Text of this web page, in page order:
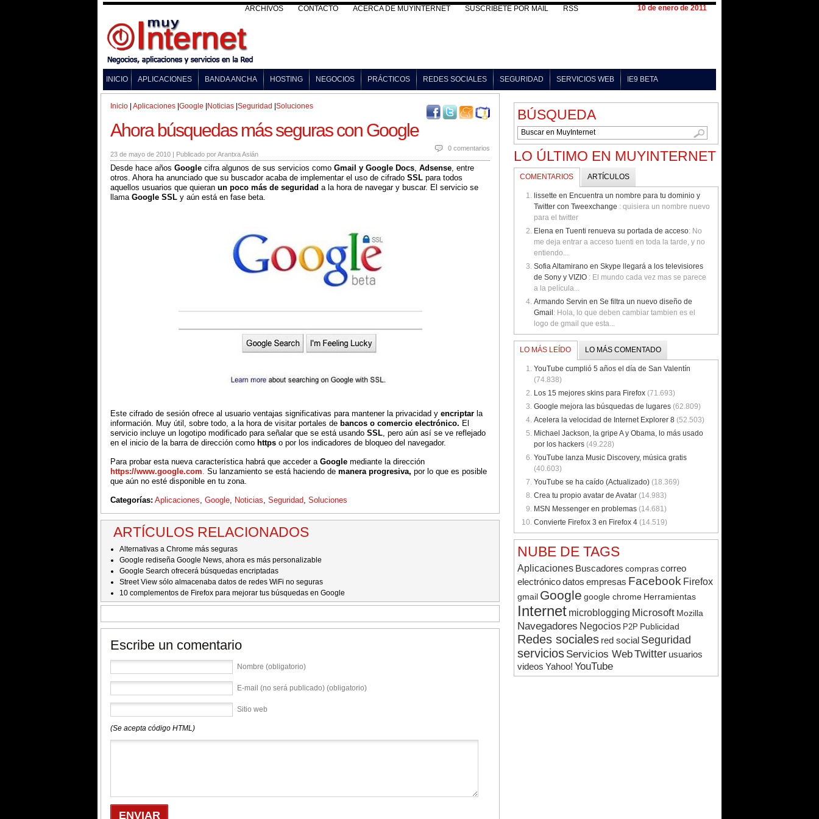
ARCHIVOS CONTACTO ACERCA DE MUYINTERNET SUSCRÍBETE POR MAIL RSS 10 de enero de 2011
INICIO APLICACIONES BANDA ANCHA HOSTING NEGOCIOS PRÁCTICOS REDES SOCIALES SEGURIDAD SERVICIOS WEB IE9 BETA
Inicio Aplicaciones Google Noticias Seguridad Soluciones
Ahora búsquedas más seguras con Google
23 de mayo de 2010 | Publicado porArantxa Asián
0 comentarios
Desde hace años Google cifra algunos de sus servicios como Gmail y Google Docs, Adsense, entre
otros. Ahora ha anunciado que su buscador acaba de implementar el uso de cifrado SSL para todos
aquellos usuarios que quieran un poco más de seguridad a la hora de navegar y buscar. El servicio se
llama Google SSL y aún está en fase beta.
Este cifrado de sesión ofrece al usuario ventajas significativas para mantener la privacidad y encriptar la
información. Muy útil, sobre todo, a la hora de visitar portales de bancos o comercio electrónico. El
servicio incluye un logotipo modificado para señalar que se está usando SSL, pero aún así se ve reflejado
en el inicio de la barra de dirección como https o por los indicadores de bloqueo del navegador.
Para probar esta nueva característica habrá que acceder a Google mediante la dirección
https://www.google.com. Su lanzamiento se está haciendo de manera progresiva, por lo que es posible
que aún no esté disponible en tu zona.
Categorías: Aplicaciones, Google, Noticias, Seguridad, Soluciones
ARTÍCULOS RELACIONADOS
Alternativas a Chrome más seguras
Google rediseña Google News, ahora es más personalizable
Google Search ofrecerá búsquedas encriptadas
Street View sólo almacenaba datos de redes WiFi no seguras
10 complementos de Firefox para mejorar tus búsquedas en Google
Escribe un comentario
Nombre (obligatorio)
E-mail (no será publicado) (obligatorio)
Sitio web
(Se acepta código HTML)
BÚSQUEDA
LO ÚLTIMO EN MUYINTERNET
COMENTARIOS ARTÍCULOS
lissette en Encuentra un nombre para tu dominio y
Twitter con Tweexchange : quisiera un nombre nuevo
para el twitter
Elena en Tuenti renueva su portada de acceso: No
me deja entrar a acceso tuenti en toda la tarde, y no
entiendo...
Sofia Altamirano en Skype llegará a los televisiores
de Sony y VIZIO : El mundo cada vez mas se parece
a la película...
Armando Servin en Se filtra un nuevo diseño de
Gmail : Hola, lo que deben cambiar tambien es el
logo de gmail que esta...
LO MÁS LEÍDO LO MÁS COMENTADO
YouTube cumplió 5 años el día de San Valentín
(74.838)
Los 15 mejores skins para Firefox (71.693)
Google mejora las búsquedas de lugares (62.809)
Acelera la velocidad de Internet Explorer 8 (52.503)
Michael Jackson, la gripe A y Obama, lo más usado
por los hackers (49.228)
YouTube lanza Music Discovery, música gratis
(40.603)
YouTube se ha caído (Actualizado) (18.369)
Crea tu propio avatar de Avatar (14.983)
MSN Messenger en problemas (14.681)
Convierte Firefox 3 en Firefox 4 (14.519)
NUBE DE TAGS
Aplicaciones Buscadores comprascorreo
electrónicodatos empresas Facebook Firefox
gmail Google google chrome Herramientas
Internet microblogging Microsoft Mozilla
Navegadores Negocios P2P Publicidad
Redes sociales red social Seguridad
servicios Servicios WebTwitter usuarios
videos Yahoo! YouTube